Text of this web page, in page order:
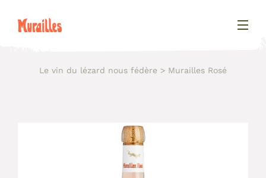
Le vin du lézard nous fédère Murailles Rosé